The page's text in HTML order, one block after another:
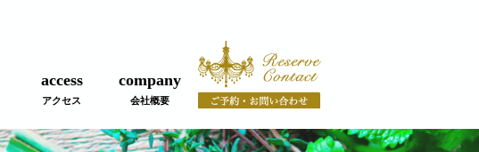
access
アクセス
company
会社概要